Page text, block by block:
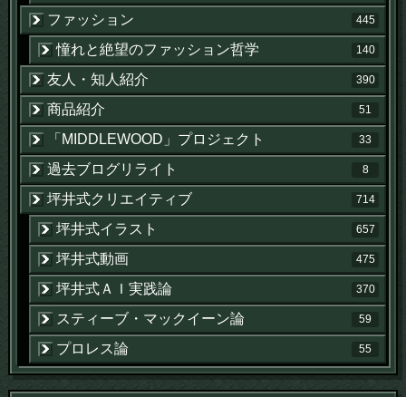
ファッション 445
憧れと絶望のファッション哲学 140
友人・知人紹介 390
商品紹介 51
「MIDDLEWOOD」プロジェクト 33
過去ブログリライト 8
坪井式クリエイティブ 714
坪井式イラスト 657
坪井式動画 475
坪井式ＡＩ実践論 370
スティーブ・マックイーン論 59
プロレス論 55